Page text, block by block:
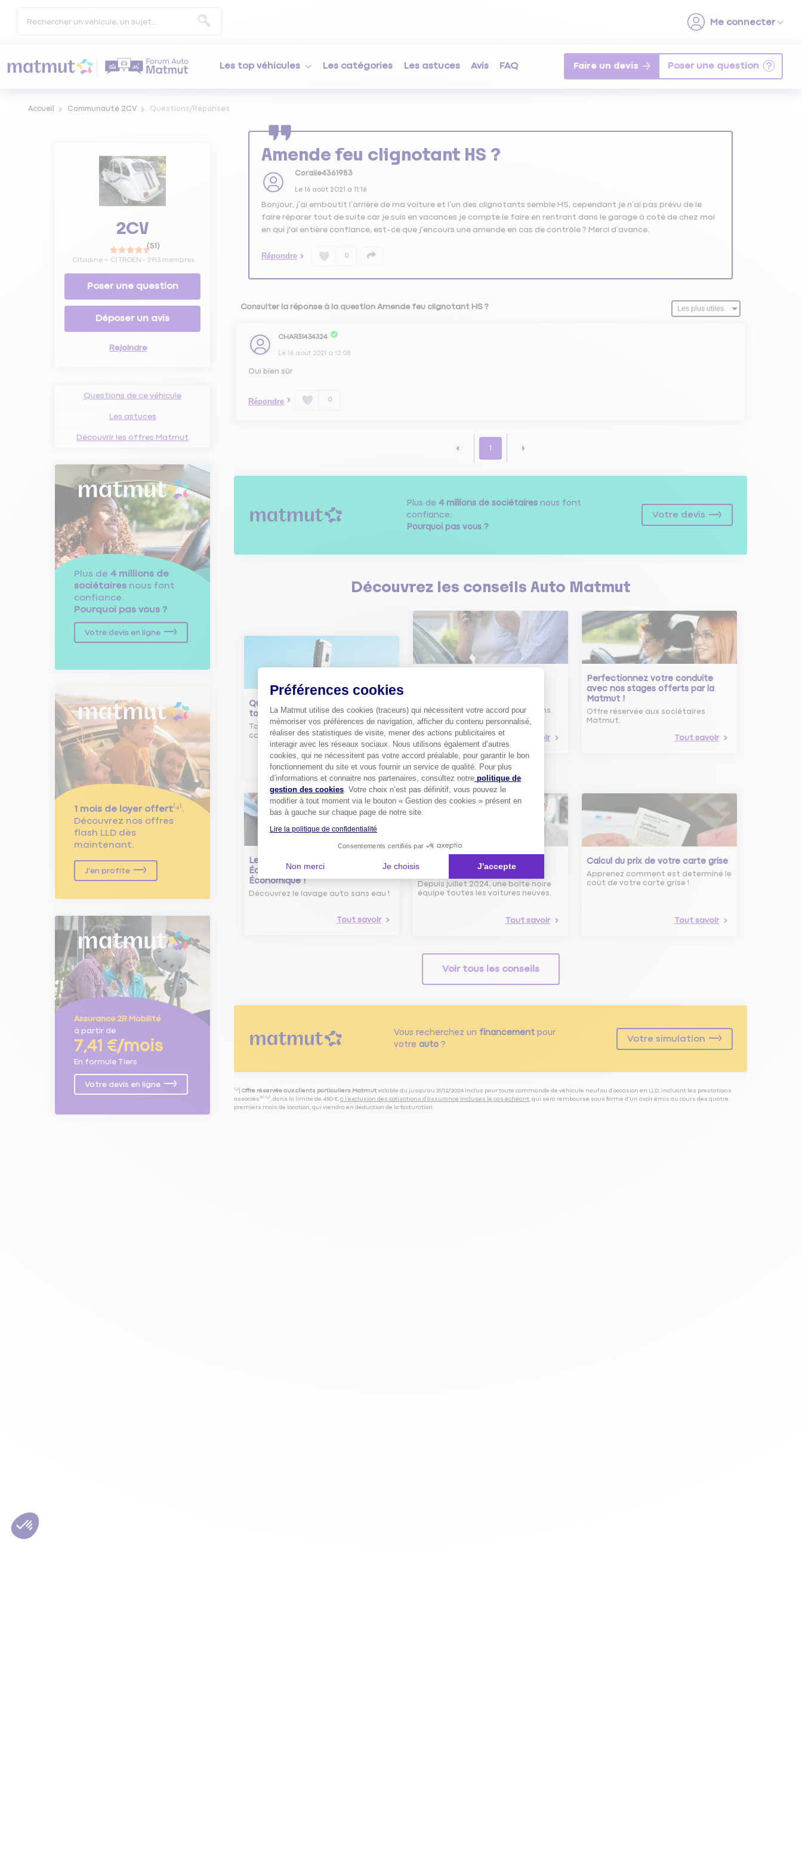
Les top véhicules Les catégories Les astuces Avis FAQ Faire un devis
Accueil Communauté 2CV Questions/Réponses
2CV
(51)
Citadine CITROEN - 2913membres
Poser une question
Déposer un avis
Rejoindre
Questions de ce véhicule
Les astuces
Découvrir les offres Matmut
Plus de 4 millions de
sociétaires nous font
confiance.
Pourquoi pas vous ?
Votre devis en ligne
1 mois de loyer offert⁽⁴⁾.
Découvrez nos offres
flash LLD dès
maintenant.
J'en profite
Assurance 2R Mobilité
à partir de
7,41 €/mois
En formule Tiers
Votre devis en ligne
Amende feu clignotant HS ?
Coralie4361983
Le 16 août 2021 à 11:16
Bonjour, j’ai emboutit l’arrière de ma voiture et l’un des clignotants semble HS, cependant je n’ai pas prévu de le
faire réparer tout de suite car je suis en vacances je compte le faire en rentrant dans le garage à coté de chez moi
en qui j'ai entière confiance, est-ce que j'encours une amende en cas de contrôle ? Merci d’avance.
Répondre 0
Consulter la réponse à la question Amende feu clignotant HS ?
CHAR31434324
Le 16 août 2021 à 12:08
Oui bien sûr
Répondre 0
1
Plus de 4 millions de sociétairesnous font
confiance.
Pourquoi pas vous ?
Votre devis
Découvrez les conseils Auto Matmut
Qu'est-ce que le nouveau radar
tourelle ?
Tout savoir sur le radar tourelle et
comment éviter les infractions.
Tout savoir
assurance auto selon vos besoins.
Tout savoir
Perfectionnez votre conduite
avec nos stages offerts par la
Matmut !
Offre réservée aux sociétaires
Matmut.
Tout savoir
Le Lavage Auto Sans Eau :
Écologique, Efficace et
Économique !
Découvrez le lavage auto sans eau !
Tout savoir
neuves : de quoi s’agit-il ?
Depuis juillet 2024, une boîte noire
équipe toutes les voitures neuves.
Tout savoir
Calcul du prix de votre carte grise
Apprenez comment est determiné le
coût de votre carte grise !
Tout savoir
Voir tous les conseils
Vous recherchez un financementpour
votre auto?
Votre simulation
⁽⁴⁾| Offre réservée aux clients particuliers Matmut valable du jusqu’au 31/12/2024 inclus pour toute commande de véhicule neuf ou d’occasion en LLD, incluant les prestations
associés⁽³⁾ ⁽⁵⁾, dans la limite de 450 €, à l’exclusion des cotisations d’assurance incluses le cas échéant, qui sera remboursé sous forme d’un avoir émis au cours des quatre
premiers mois de location, qui viendra en déduction de la facturation.
Préférences cookies
La Matmut utilise des cookies (traceurs) qui nécessitent votre accord pour
mémoriser vos préférences de navigation, afficher du contenu personnalisé,
réaliser des statistiques de visite, mener des actions publicitaires et
interagir avec les réseaux sociaux. Nous utilisons également d’autres
cookies, qui ne nécessitent pas votre accord préalable, pour garantir le bon
fonctionnement du site et vous fournir un service de qualité. Pour plus
d’informations et connaitre nos partenaires, consultez notre politique de
gestion des cookies. Votre choix n’est pas définitif, vous pouvez le
modifier à tout moment via le bouton « Gestion des cookies » présent en
bas à gauche sur chaque page de notre site.
Lire la politique de confidentialité
Consentements certifiés par
Non merci Je choisis J'accepte
Axeptio consent